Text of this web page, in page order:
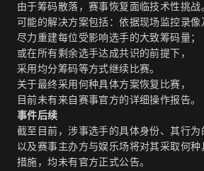
由于筹码散落，赛事恢复面临技术性挑战
可能的解决方案包括：依据现场监控录像
尽力重建每位受影响选手的大致筹码量；
或在所有剩余选手达成共识的前提下，
采用均分筹码等方式继续比赛。
关于最终采用何种具体方案恢复比赛，
目前未有来自赛事官方的详细操作报告。
事件后续
截至目前，涉事选手的具体身份、其行为
以及赛事主办方与娱乐场将对其采取何
措施，均未有官方正式公告。